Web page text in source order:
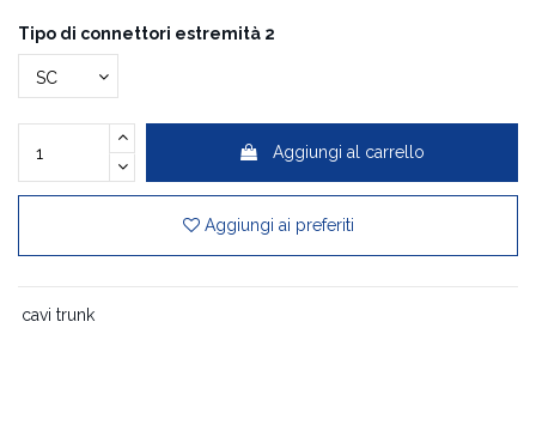
Tipo di connettori estremità 2
Aggiungi al carrello
Aggiungi ai preferiti
cavi trunk